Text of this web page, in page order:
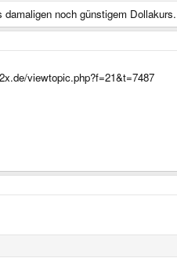
Click to expand...
noch günstigem Dollakurs.
viewtopic.php?f=21&t=7487